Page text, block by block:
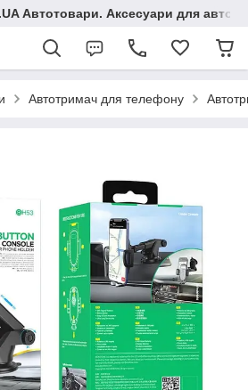
Автотовари. Аксесуари для авто
Автотримач для телефону